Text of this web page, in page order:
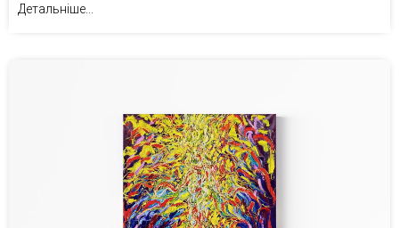
Детальніше...